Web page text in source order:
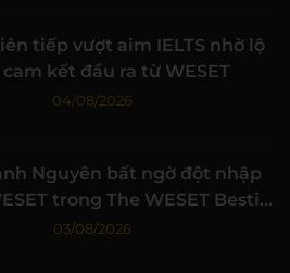
tiếp vượt aim IELTS nhờ lộ
kết đầu ra từ WESET
04/08/2026
Nguyên bất ngờ đột nhập
trong The WESET Bestie
tập 3
03/08/2026